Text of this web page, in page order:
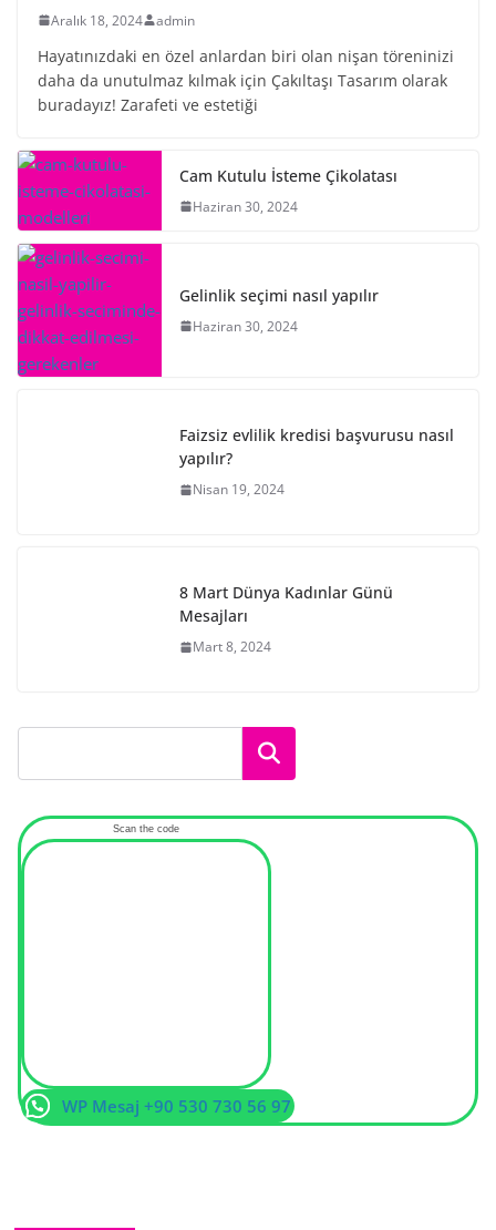
Aralık 18, 2024 admin
Hayatınızdaki en özel anlardan biri olan nişan töreninizi
daha da unutulmaz kılmak için Çakıltaşı Tasarım olarak
buradayız! Zarafeti ve estetiği
Cam Kutulu İsteme Çikolatası
Haziran 30, 2024
Gelinlik seçimi nasıl yapılır
Haziran 30, 2024
Faizsiz evlilik kredisi başvurusu nasıl
yapılır?
Nisan 19, 2024
8 Mart Dünya Kadınlar Günü
Mesajları
Mart 8, 2024
Ara
Scan the code
WP Mesaj +90 530 730 56 97